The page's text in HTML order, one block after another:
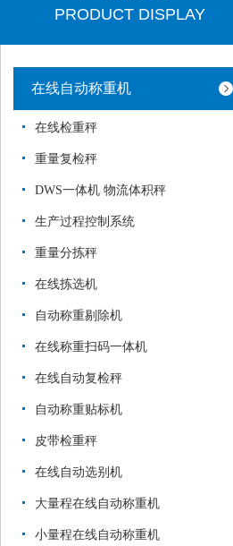
PRODUCT DISPLAY
在线自动称重机
在线检重秤
重量复检秤
DWS一体机 物流体积秤
生产过程控制系统
重量分拣秤
在线拣选机
自动称重剔除机
在线称重扫码一体机
在线自动复检秤
自动称重贴标机
皮带检重秤
在线自动选别机
大量程在线自动称重机
小量程在线自动称重机